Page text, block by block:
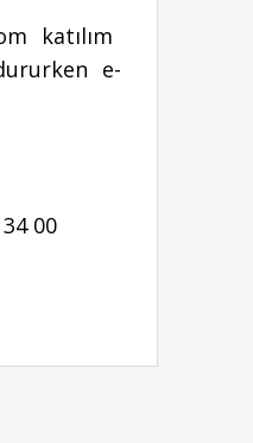
katılım
e-
00